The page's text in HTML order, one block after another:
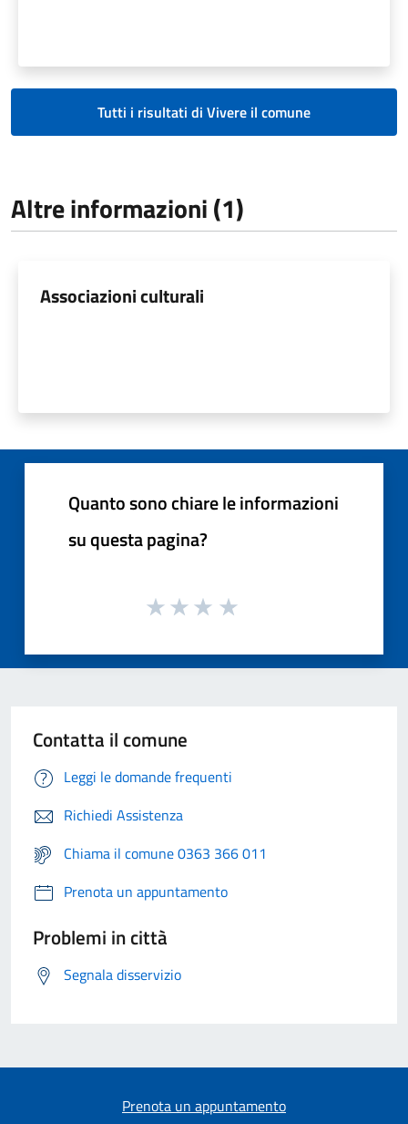
Tutti i risultati di Vivere il comune
Altre informazioni (1)
Associazioni culturali
Quanto sono chiare le informazioni
su questa pagina?
Contatta il comune
Leggi le domande frequenti
Richiedi Assistenza
Chiama il comune 0363 366 011
Prenota un appuntamento
Problemi in città
Segnala disservizio
Prenota un appuntamento